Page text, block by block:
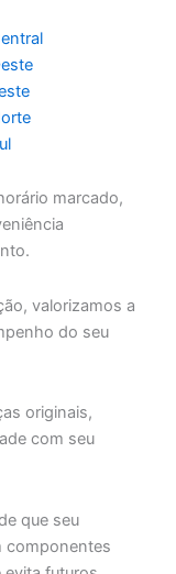
marcado,
valorizamos a
do seu
originais,
com seu
que seu
componentes